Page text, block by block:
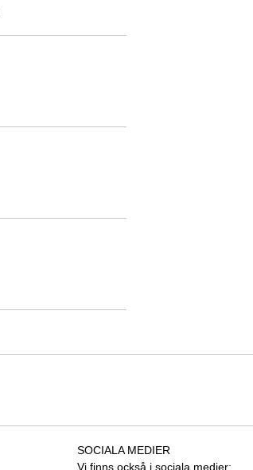
SOCIALA MEDIER
Vi finns också i sociala medier: